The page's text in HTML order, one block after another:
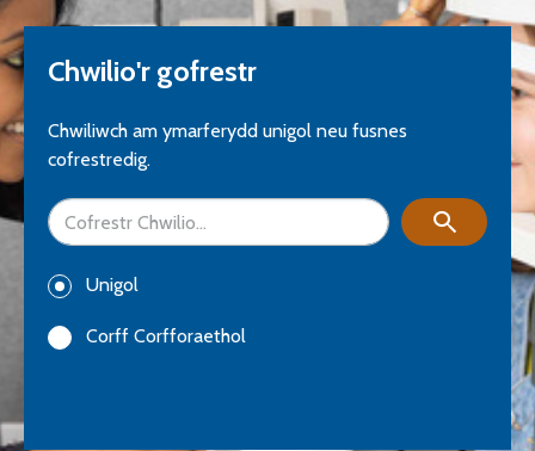
Chwilio'r gofrestr
Chwiliwch am ymarferydd unigol neu fusnes
cofrestredig.
Unigol
Corff Corfforaethol